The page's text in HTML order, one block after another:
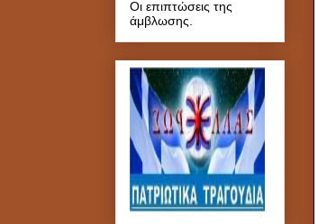
Οι επιπτώσεις της
άμβλωσης.